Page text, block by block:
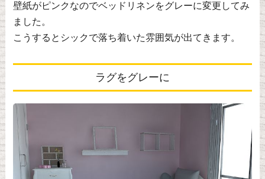
壁紙がピンクなのでベッドリネンをグレーに変更してみ
ました。
こうするとシックで落ち着いた雰囲気が出てきます。
ラグをグレーに